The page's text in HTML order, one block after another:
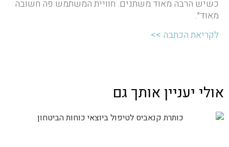
כשיש הרבה מאוד משתנים. חוויית המשתמש פה חשובה
מאוד״.
לקריאת הכתבה >>
אולי יעניין אותך גם